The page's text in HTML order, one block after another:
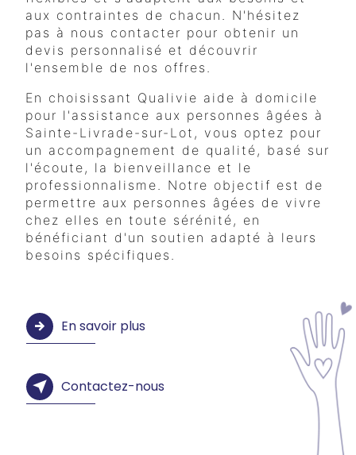
aux contraintes de chacun. N'hésitez
pas à nous contacter pour obtenir un
devis personnalisé et découvrir
l'ensemble de nos offres.
En choisissant Qualivie aide à domicile
pour l'assistance aux personnes âgées à
Sainte-Livrade-sur-Lot, vous optez pour
un accompagnement de qualité, basé sur
l'écoute, la bienveillance et le
professionnalisme. Notre objectif est de
permettre aux personnes âgées de vivre
chez elles en toute sérénité, en
bénéficiant d'un soutien adapté à leurs
besoins spécifiques.
En savoir plus
Contactez-nous